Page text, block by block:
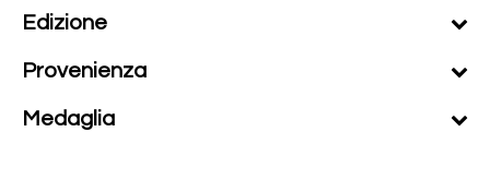
Edizione
Provenienza
Medaglia